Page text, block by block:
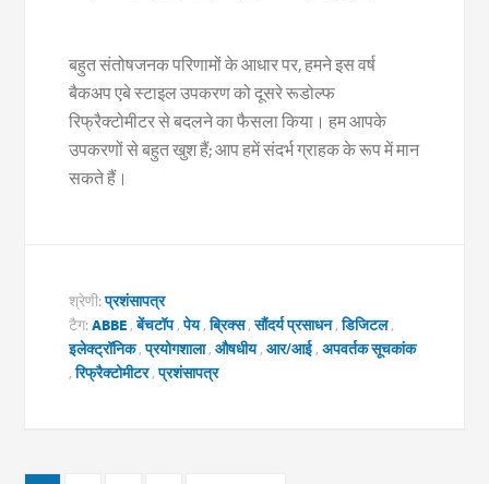
बहुत संतोषजनक परिणामों के आधार पर, हमने इस वर्ष
बैकअप एबे स्टाइल उपकरण को दूसरे रूडोल्फ
रिफ्रैक्टोमीटर से बदलने का फैसला किया। हम आपके
उपकरणों से बहुत खुश हैं; आप हमें संदर्भ ग्राहक के रूप में मान
सकते हैं।
श्रेणी:प्रशंसापत्र
टैग:ABBE ,बेंचटॉप,पेय,ब्रिक्स,सौंदर्य प्रसाधन,डिजिटल,
इलेक्ट्रॉनिक,प्रयोगशाला,औषधीय,आर/आई,अपवर्तक सूचकांक
,रिफ्रैक्टोमीटर,प्रशंसापत्र